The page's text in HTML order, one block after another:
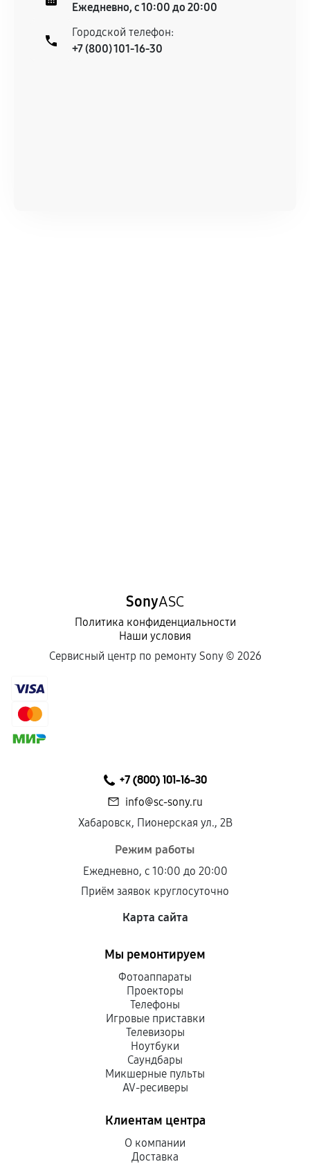
Ежедневно, с 10:00 до 20:00
Городской телефон:
+7 (800) 101-16-30
SonyASC
Политика конфиденциальности
Наши условия
Сервисный центр по ремонту Sony © 2026
+7 (800) 101-16-30
info@sc-sony.ru
Хабаровск, Пионерская ул., 2В
Режим работы
Ежедневно, с 10:00 до 20:00
Приём заявок круглосуточно
Карта сайта
Мы ремонтируем
Фотоаппараты
Проекторы
Телефоны
Игровые приставки
Телевизоры
Ноутбуки
Саундбары
Микшерные пульты
AV-ресиверы
Клиентам центра
О компании
Доставка